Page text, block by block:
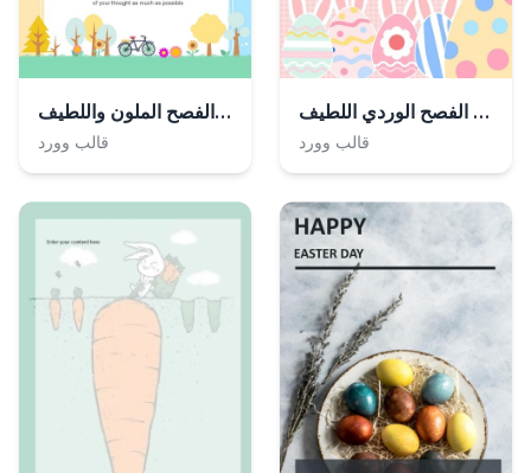
ملصق عيد الفصح الملون واللطيف
قالب وورد
ملصق عيد الفصح الوردي اللطيف
قالب وورد